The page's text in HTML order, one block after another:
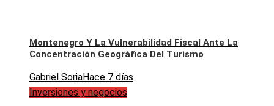
Montenegro Y La Vulnerabilidad Fiscal Ante La
Concentración Geográfica Del Turismo
Gabriel SoriaHace 7 días
Inversiones y negocios